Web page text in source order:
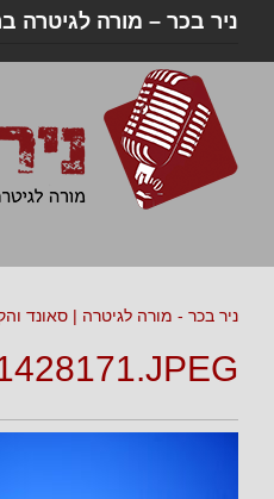
ניר בכר – מורה לגיטרה
ניר בכר - מורה לגיטרה | סאונד